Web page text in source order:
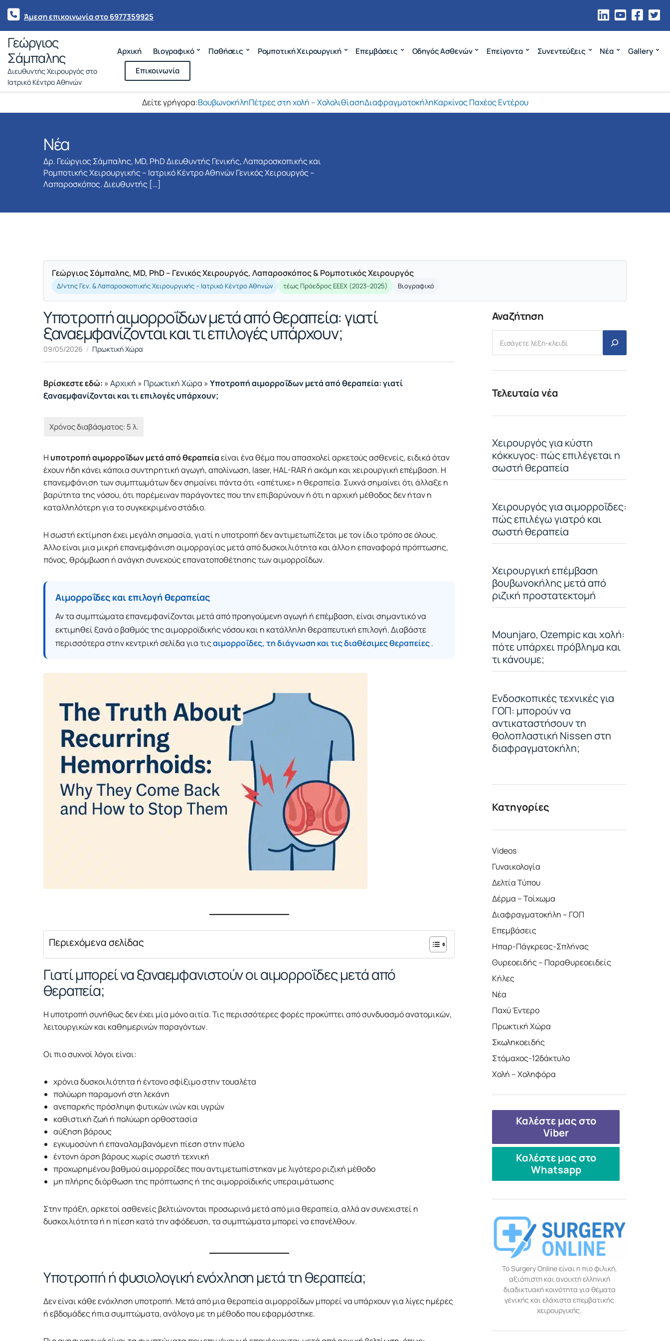
Άμεση επικοινωνία στο 6977359925
Γεώργιος
Σάμπαλης
Διευθυντής Χειρουργός στο
Ιατρικό Κέντρο Αθηνών
Αρχική Βιογραφικό Παθήσεις Ρομποτική Χειρουργική Επεμβάσεις Οδηγός Ασθενών Επείγοντα Συνεντεύξεις Νέα
Gallery
Επικοινωνία
Δείτε γρήγορα:ΒουβωνοκήληΠέτρες στη χολή – ΧολολιθίασηΔιαφραγματοκήληΚαρκίνος Παχέος Εντέρου
Νέα
Δρ. Γεώργιος Σάμπαλης, MD, PhD Διευθυντής Γενικής, Λαπαροσκοπικής και
Ρομποτικής Χειρουργικής – Ιατρικό Κέντρο Αθηνών Γενικός Χειρουργός –
Λαπαροσκόπος. Διευθυντής […]
Γεώργιος Σάμπαλης, MD, PhD – Γενικός Χειρουργός, Λαπαροσκόπος & Ρομποτικός Χειρουργός
Δ/ντης Γεν. & Λαπαροσκοπικής Χειρουργικής – Ιατρικό Κέντρο Αθηνών τέως Πρόεδρος ΕΕΕΧ (2023–2025) Βιογραφικό
Υποτροπή αιμορροΐδων μετά από θεραπεία: γιατί
ξαναεμφανίζονται και τι επιλογές υπάρχουν;
09/05/2026 Πρωκτική Χώρα
Βρίσκεστε εδώ: »Αρχική » Πρωκτική Χώρα »Υποτροπή αιμορροΐδων μετά από θεραπεία: γιατί
ξαναεμφανίζονται και τι επιλογές υπάρχουν;
Η υποτροπή αιμορροΐδων μετά από θεραπείαείναι ένα θέμα που απασχολεί αρκετούς ασθενείς, ειδικά όταν
έχουν ήδη κάνει κάποια συντηρητική αγωγή, απολίνωση, laser, HAL-RAR ή ακόμη και χειρουργική επέμβαση. Η
επανεμφάνιση των συμπτωμάτων δεν σημαίνει πάντα ότι «απέτυχε» η θεραπεία. Συχνά σημαίνει ότι άλλαξε η
βαρύτητα της νόσου, ότι παρέμειναν παράγοντες που την επιβαρύνουν ή ότι η αρχική μέθοδος δεν ήταν η
καταλληλότερη για το συγκεκριμένο στάδιο.
Η σωστή εκτίμηση έχει μεγάλη σημασία, γιατί η υποτροπή δεν αντιμετωπίζεται με τον ίδιο τρόπο σε όλους.
Άλλο είναι μια μικρή επανεμφάνιση αιμορραγίας μετά από δυσκοιλιότητα και άλλο η επαναφορά πρόπτωσης,
πόνος, θρόμβωση ή ανάγκη συνεχούς επανατοποθέτησης των αιμορροΐδων.
Αιμορροΐδες και επιλογή θεραπείας
Αν τα συμπτώματα επανεμφανίζονται μετά από προηγούμενη αγωγή ή επέμβαση, είναι σημαντικό να
εκτιμηθεί ξανά ο βαθμός της αιμορροϊδικής νόσου και η κατάλληλη θεραπευτική επιλογή. Διαβάστε
περισσότερα στην κεντρική σελίδα για τιςαιμορροΐδες, τη διάγνωση και τις διαθέσιμες θεραπείες.
Περιεχόμενα σελίδας
Γιατί μπορεί να ξαναεμφανιστούν οι αιμορροΐδες μετά από
θεραπεία;
Η υποτροπή συνήθως δεν έχει μία μόνο αιτία. Τις περισσότερες φορές προκύπτει από συνδυασμό ανατομικών,
λειτουργικών και καθημερινών παραγόντων.
Οι πιο συχνοί λόγοι είναι:
χρόνια δυσκοιλιότητα ή έντονο σφίξιμο στην τουαλέτα
πολύωρη παραμονή στη λεκάνη
ανεπαρκής πρόσληψη φυτικών ινών και υγρών
καθιστική ζωή ή πολύωρη ορθοστασία
αύξηση βάρους
εγκυμοσύνη ή επαναλαμβανόμενη πίεση στην πύελο
έντονη άρση βάρους χωρίς σωστή τεχνική
προχωρημένου βαθμού αιμορροΐδες που αντιμετωπίστηκαν με λιγότερο ριζική μέθοδο
μη πλήρης διόρθωση της πρόπτωσης ή της αιμορροϊδικής υπεραιμάτωσης
Στην πράξη, αρκετοί ασθενείς βελτιώνονται προσωρινά μετά από μια θεραπεία, αλλά αν συνεχιστεί η
δυσκοιλιότητα ή η πίεση κατά την αφόδευση, τα συμπτώματα μπορεί να επανέλθουν.
Υποτροπή ή φυσιολογική ενόχληση μετά τη θεραπεία;
Δεν είναι κάθε ενόχληση υποτροπή. Μετά από μια θεραπεία αιμορροΐδων μπορεί να υπάρχουν για λίγες ημέρες
ή εβδομάδες ήπια συμπτώματα, ανάλογα με τη μέθοδο που εφαρμόστηκε.
Αναζήτηση
Τελευταία νέα
Χειρουργός για κύστη
κόκκυγος: πώς επιλέγεται η
σωστή θεραπεία
Χειρουργός για αιμορροΐδες:
πώς επιλέγω γιατρό και
σωστή θεραπεία
Χειρουργική επέμβαση
βουβωνοκήλης μετά από
ριζική προστατεκτομή
Mounjaro, Ozempic και χολή:
πότε υπάρχει πρόβλημα και
τι κάνουμε;
Ενδοσκοπικές τεχνικές για
ΓΟΠ: μπορούν να
αντικαταστήσουν τη
θολοπλαστική Nissen στη
διαφραγματοκήλη;
Κατηγορίες
Videos
Γυναικολογία
Δελτία Τύπου
Δέρμα – Τοίχωμα
Διαφραγματοκήλη – ΓΟΠ
Επεμβάσεις
Ηπαρ-Πάγκρεας-Σπλήνας
Θυρεοειδής – Παραθυρεοειδείς
Κήλες
Νέα
Παχύ Έντερο
Πρωκτική Χώρα
Σκωληκοειδής
Στόμαχος-12δάκτυλο
Χολή – Χοληφόρα
Καλέστε μας στο
Viber
Καλέστε μας στο
Whatsapp
Το Surgery Online είναι η πιο φιλική,
αξιόπιστη και ανοιχτή ελληνική
διαδικτυακή κοινότητα για θέματα
γενικής και ελάχιστα επεμβατικής
χειρουργικής.